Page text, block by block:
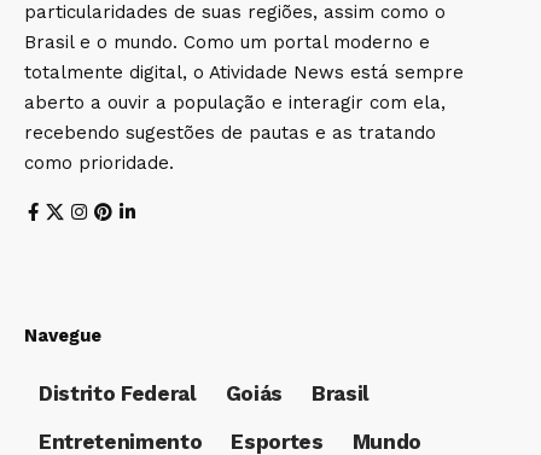
particularidades de suas regiões, assim como o
Brasil e o mundo. Como um portal moderno e
totalmente digital, o Atividade News está sempre
aberto a ouvir a população e interagir com ela,
recebendo sugestões de pautas e as tratando
como prioridade.
Navegue
Distrito Federal Goiás
Brasil
Entretenimento
Esportes Mundo